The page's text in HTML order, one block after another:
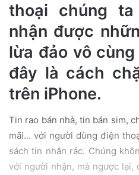
a
n
m
a
i
thoại chúng
nhận được
lừa đảo vô
đây là cách
trên iPhone.
Tin rao bán nhà, tin bán sim,
mãi… với người dùng điện
sách tin nhắn rác. Chúng
với người nhận, mà ngược lại,